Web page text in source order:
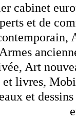
cabinet
et de
Armes
Art
et livres,
et